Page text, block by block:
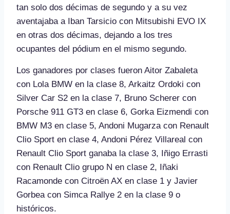
tan solo dos décimas de segundo y a su vez
aventajaba a Iban Tarsicio con Mitsubishi EVO IX
en otras dos décimas, dejando a los tres
ocupantes del pódium en el mismo segundo.
Los ganadores por clases fueron Aitor Zabaleta
con Lola BMW en la clase 8, Arkaitz Ordoki con
Silver Car S2 en la clase 7, Bruno Scherer con
Porsche 911 GT3 en clase 6, Gorka Eizmendi con
BMW M3 en clase 5, Andoni Mugarza con Renault
Clio Sport en clase 4, Andoni Pérez Villareal con
Renault Clio Sport ganaba la clase 3, Iñigo Errasti
con Renault Clio grupo N en clase 2, Iñaki
Racamonde con Citroën AX en clase 1 y Javier
Gorbea con Simca Rallye 2 en la clase 9 o
históricos.